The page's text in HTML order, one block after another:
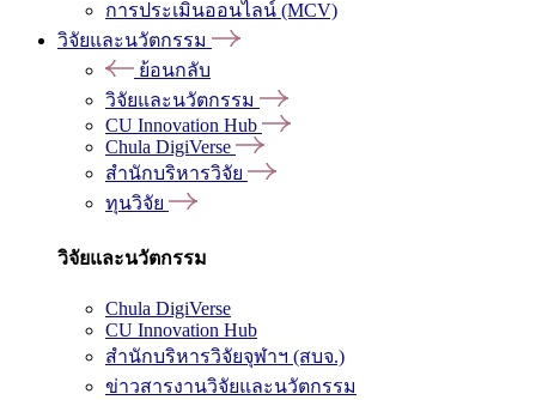
การประเมินออนไลน์ (MCV)
วิจัยและนวัตกรรม
ย้อนกลับ
วิจัยและนวัตกรรม
CU Innovation Hub
Chula DigiVerse
สำนักบริหารวิจัย
ทุนวิจัย
วิจัยและนวัตกรรม
Chula DigiVerse
CU Innovation Hub
สำนักบริหารวิจัยจุฬาฯ (สบจ.)
ข่าวสารงานวิจัยและนวัตกรรม